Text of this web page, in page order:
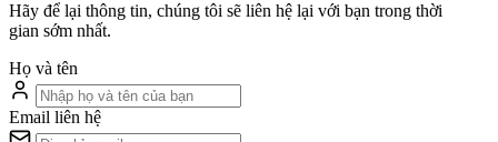
Hãy để lại thông tin, chúng tôi sẽ liên hệ lại với bạn trong thời
gian sớm nhất.
Họ và tên
Email liên hệ